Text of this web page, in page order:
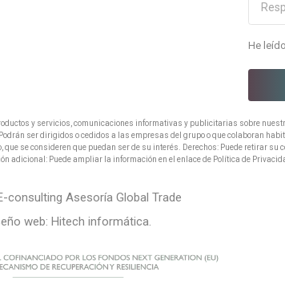
He
y servicios, comunicaciones informativas y publicitarias sobre
ser dirigidos o cedidos a las empresas del grupo o que colaboran
se consideren que puedan ser de su interés. Derechos: Puede retirar su
adicional: Puede ampliar la información en el enlace de Política de
consulting Asesoría Global Trade
web: Hitech informática.